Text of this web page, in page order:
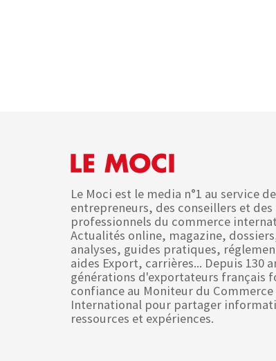
Le Moci est le media n°1 au service
entrepreneurs, des conseillers et des
professionnels du commerce
Actualités online, magazine,
analyses, guides pratiques,
aides Export, carrières... Depuis 130
générations d'exportateurs français
confiance au Moniteur du Commerce
International pour partager
ressources et expériences.